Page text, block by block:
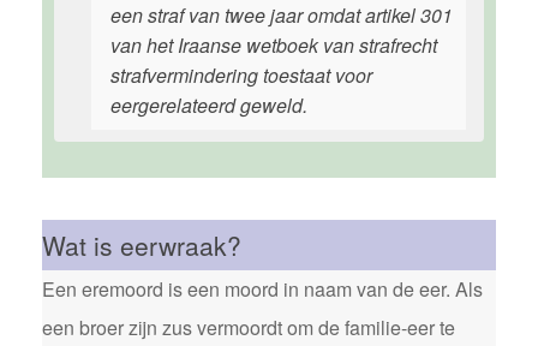
een straf van twee jaar omdat artikel 301
van het Iraanse wetboek van strafrecht
strafvermindering toestaat voor
eergerelateerd geweld.
Wat is eerwraak?
Een eremoord is een moord in naam van de eer. Als
een broer zijn zus vermoordt om de familie-eer te